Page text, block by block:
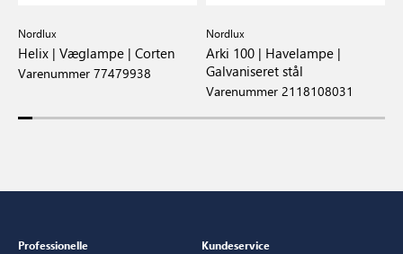
Nordlux
Helix | Væglampe | Corten
Varenummer 77479938
Nordlux
Arki 100 | Havelampe |
Galvaniseret stål
Varenummer 2118108031
Professionelle
Kundeservice